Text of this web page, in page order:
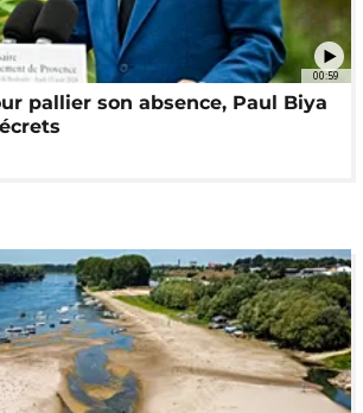
00:59
pallier son absence, Paul Biya